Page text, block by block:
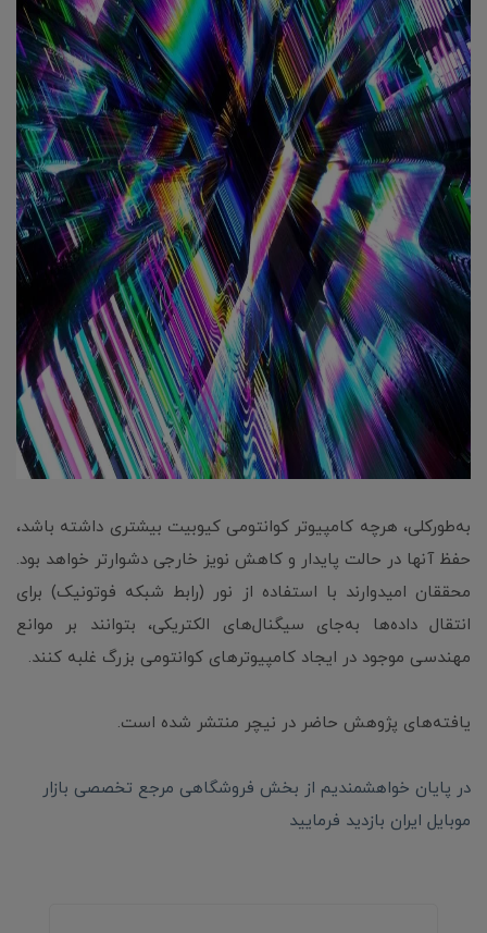
به‌طورکلی، هرچه کامپیوتر کوانتومی کیوبیت بیشتری داشته باشد،
حفظ آنها در حالت پایدار و کاهش نویز خارجی دشوارتر خواهد بود.
محققان امیدوارند با استفاده از نور (رابط شبکه فوتونیک) برای
انتقال داده‌ها به‌جای سیگنال‌های الکتریکی، بتوانند بر موانع
مهندسی موجود در ایجاد کامپیوترهای کوانتومی بزرگ غلبه کنند.
یافته‌های پژوهش حاضر در نیچر منتشر شده است.
در پایان خواهشمندیم از بخش فروشگاهی مرجع تخصصی بازار
موبایل ایران بازدید فرمایید